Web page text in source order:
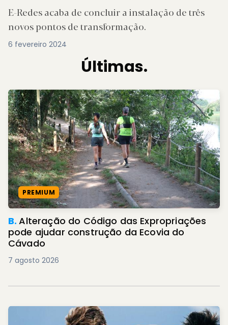
E-Redes acaba de concluir a instalação de três
novos pontos de transformação.
6 fevereiro 2024
Últimas.
PREMIUM
B.Alteração do Código das Expropriações
pode ajudar construção da Ecovia do
Cávado
7 agosto 2026